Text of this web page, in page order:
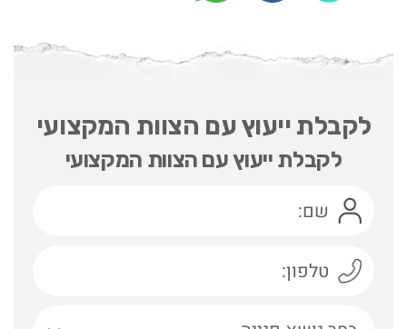
לקבלת ייעוץ עם הצוות המקצועי
לקבלת ייעוץ עם הצוות המקצועי